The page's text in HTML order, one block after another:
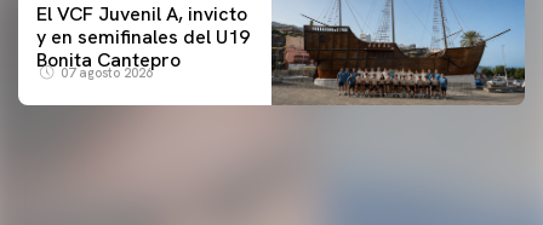
El VCF Juvenil A, invicto
y en semifinales del U19
Bonita Cantepro
07 agosto 2026